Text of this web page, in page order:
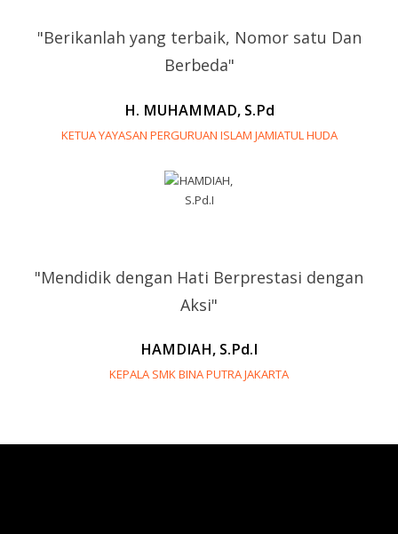
"Berikanlah yang terbaik, Nomor satu Dan
Berbeda"
H. MUHAMMAD, S.Pd
KETUA YAYASAN PERGURUAN ISLAM JAMIATUL HUDA
"Mendidik dengan Hati Berprestasi dengan
Aksi"
HAMDIAH, S.Pd.I
KEPALA SMK BINA PUTRA JAKARTA